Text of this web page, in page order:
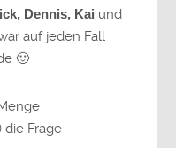
Dennis, Kai und
auf jeden Fall
🙂
die Frage